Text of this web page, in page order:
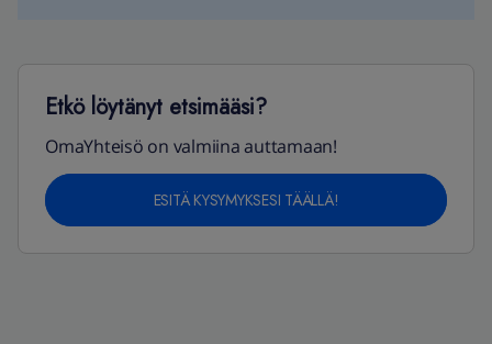
Etkö löytänyt etsimääsi?
OmaYhteisö on valmiina auttamaan!
ESITÄ KYSYMYKSESI TÄÄLLÄ!